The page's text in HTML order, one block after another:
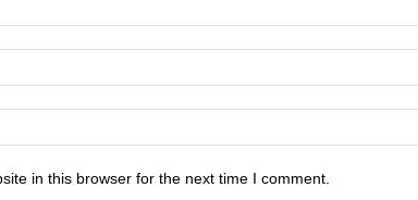
in this browser for the next time I comment.